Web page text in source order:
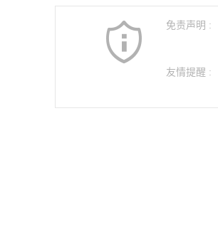
辽宁新款外套
江苏新款外套
淮安新款外套
嘉兴新款外套
免责声明 :
友情提醒 :